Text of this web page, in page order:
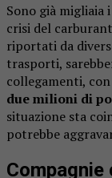
Sono già migliaia
crisi del
riportati da
trasporti,
collegamenti,
due milioni di
situazione sta
potrebbe